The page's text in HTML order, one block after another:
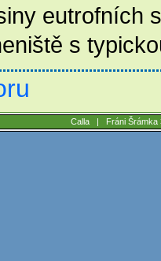
eutrofních
s
Calla | Fráni Šrámka